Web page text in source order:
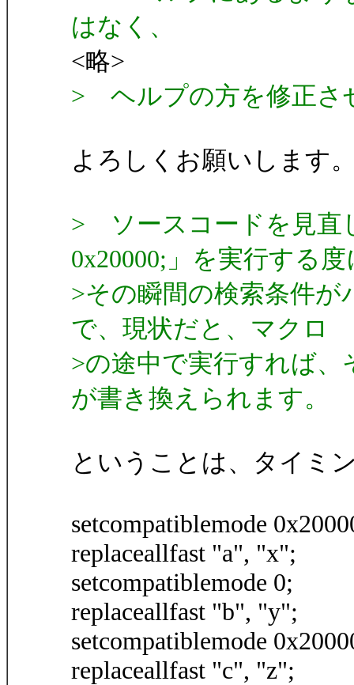
はなく、
<略>
> ヘルプの方を修正さ
よろしくお願いします
> ソースコードを見直
0x20000;」を実行する度
>その瞬間の検索条件
で、現状だと、マクロ
>の途中で実行すれば
が書き換えられます。
ということは、タイミ
setcompatiblemode
replaceallfast "a", "x";
setcompatiblemode 0;
replaceallfast "b", "y";
setcompatiblemode
replaceallfast "c", "z";